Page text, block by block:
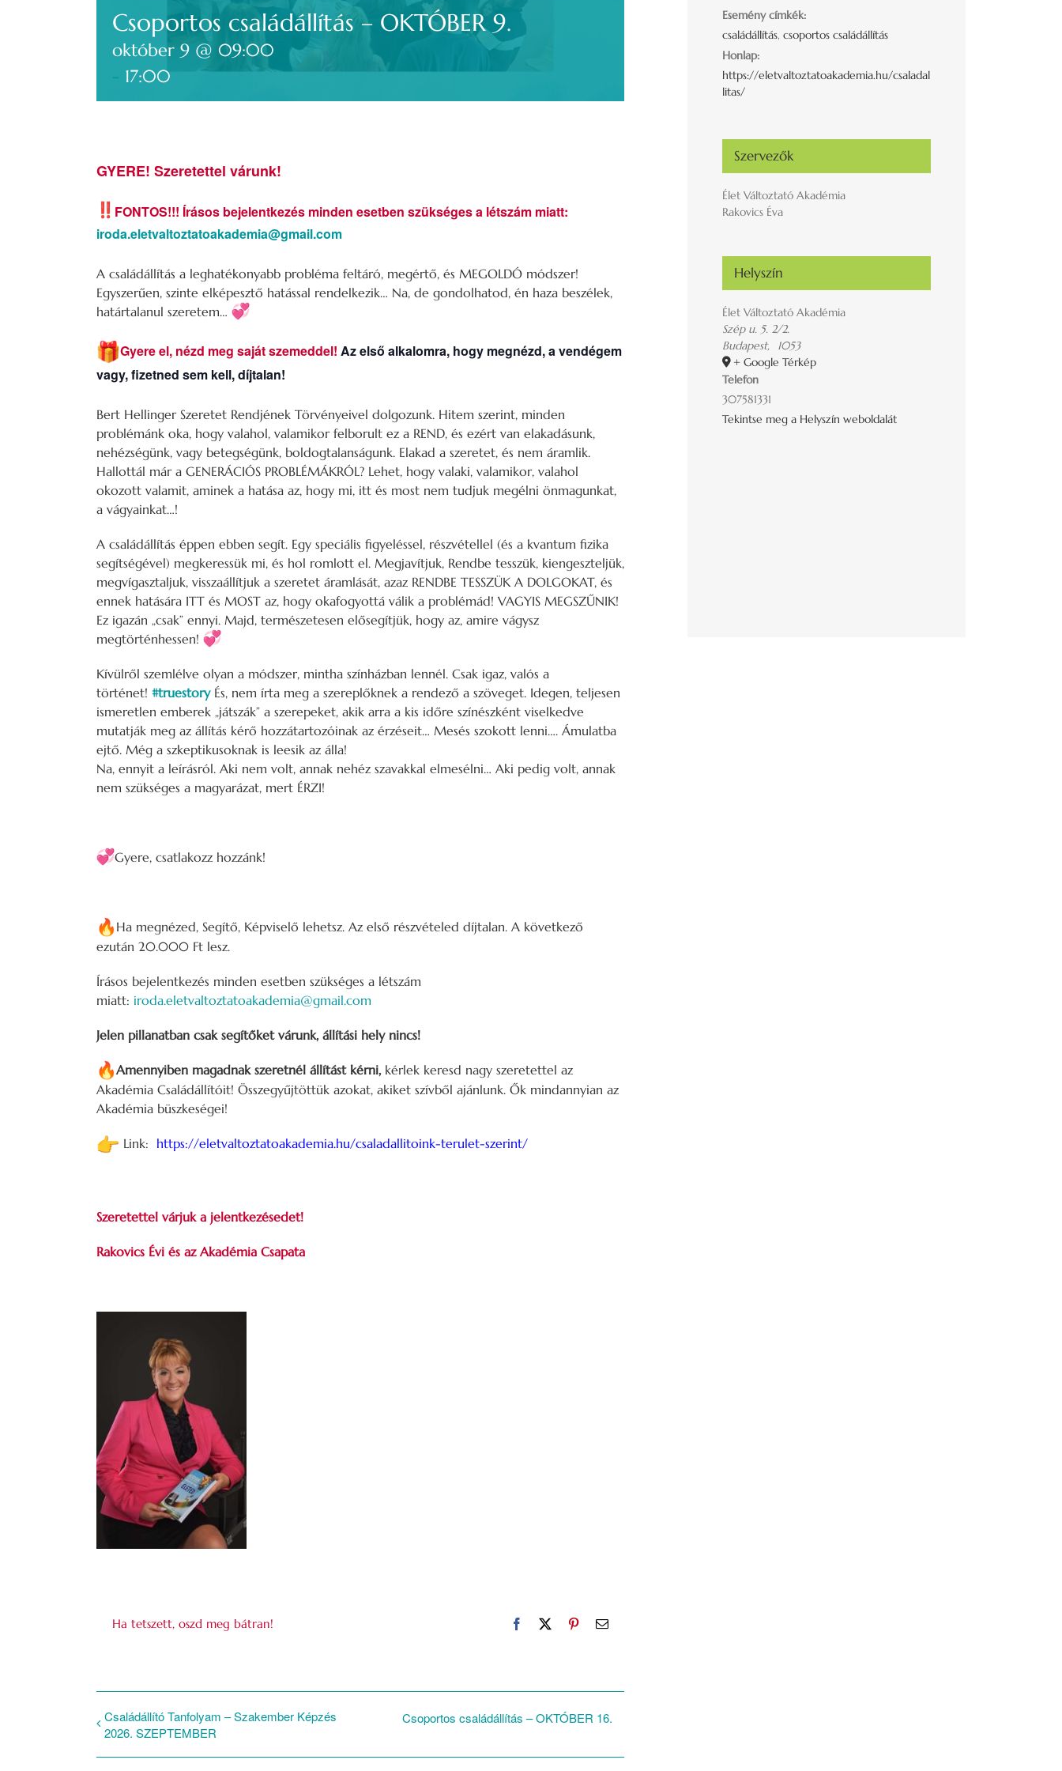
Csoportos családállítás – OKTÓBER 9.
október 9 @ 09:00
- 17:00
GYERE! Szeretettel várunk!
FONTOS!!! Írásos bejelentkezés minden esetben szükséges a létszám miatt:
iroda.eletvaltoztatoakademia@gmail.com
A családállítás a leghatékonyabb probléma feltáró, megértő, és MEGOLDÓ módszer!
Egyszerűen, szinte elképesztő hatással rendelkezik… Na, de gondolhatod, én haza beszélek,
határtalanul szeretem…
Gyere el, nézd meg saját szemeddel! Az első alkalomra, hogy megnézd, a vendégem
vagy, fizetned sem kell, díjtalan!
Bert Hellinger Szeretet Rendjének Törvényeivel dolgozunk. Hitem szerint, minden
problémánk oka, hogy valahol, valamikor felborult ez a REND, és ezért van elakadásunk,
nehézségünk, vagy betegségünk, boldogtalanságunk. Elakad a szeretet, és nem áramlik.
Hallottál már a GENERÁCIÓS PROBLÉMÁKRÓL? Lehet, hogy valaki, valamikor, valahol
okozott valamit, aminek a hatása az, hogy mi, itt és most nem tudjuk megélni önmagunkat,
a vágyainkat…!
A családállítás éppen ebben segít. Egy speciális figyeléssel, részvétellel (és a kvantum fizika
segítségével) megkeressük mi, és hol romlott el. Megjavítjuk, Rendbe tesszük, kiengeszteljük,
megvígasztaljuk, visszaállítjuk a szeretet áramlását, azaz RENDBE TESSZÜK A DOLGOKAT, és
ennek hatására ITT és MOST az, hogy okafogyottá válik a problémád! VAGYIS MEGSZŰNIK!
Ez igazán „csak” ennyi. Majd, természetesen elősegítjük, hogy az, amire vágysz
megtörténhessen!
Kívülről szemlélve olyan a módszer, mintha színházban lennél. Csak igaz, valós a
történet! #truestoryÉs, nem írta meg a szereplőknek a rendező a szöveget. Idegen, teljesen
ismeretlen emberek „játszák” a szerepeket, akik arra a kis időre színészként viselkedve
mutatják meg az állítás kérő hozzátartozóinak az érzéseit… Mesés szokott lenni…. Ámulatba
ejtő. Még a szkeptikusoknak is leesik az álla!
Na, ennyit a leírásról. Aki nem volt, annak nehéz szavakkal elmesélni… Aki pedig volt, annak
nem szükséges a magyarázat, mert ÉRZI!
Gyere, csatlakozz hozzánk!
Ha megnézed, Segítő, Képviselő lehetsz. Az első részvételed díjtalan. A következő
ezután 20.000 Ft lesz.
Írásos bejelentkezés minden esetben szükséges a létszám
miatt: iroda.eletvaltoztatoakademia@gmail.com
Jelen pillanatban csak segítőket várunk, állítási hely nincs!
Amennyiben magadnak szeretnél állítást kérni, kérlek keresd nagy szeretettel az
Akadémia Családállítóit! Összegyűjtöttük azokat, akiket szívből ajánlunk. Ők mindannyian az
Akadémia büszkeségei!
Link: https://eletvaltoztatoakademia.hu/csaladallitoink-terulet-szerint/
Szeretettel várjuk a jelentkezésedet!
Rakovics Évi és az Akadémia Csapata
Ha tetszett, oszd meg bátran! Facebook PinterestEmail:
Családállító Tanfolyam – Szakember Képzés
2026. SZEPTEMBER
Csoportos családállítás – OKTÓBER 16.
Esemény címkék:
családállítás, csoportos családállítás
Honlap:
https://eletvaltoztatoakademia.hu/csaladal
litas/
Szervezők
Élet Változtató Akadémia
Rakovics Éva
Helyszín
Élet Változtató Akadémia
Szép u. 5. 2/2.
Budapest,
1053
+ Google Térkép
Telefon
307581331
Tekintse meg a Helyszín weboldalát